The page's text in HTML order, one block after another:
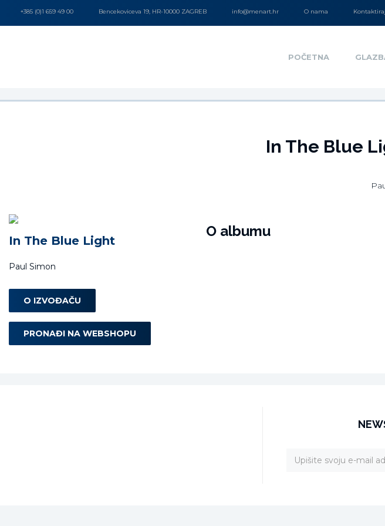
+385 (0)1 659 49 00 Bencekoviceva 19, HR-10000 ZAGREB info@menart.hr O nama
POČETNA
In The Blue
In The Blue Light
Paul Simon
O IZVOĐAČU
PRONAĐI NA WEBSHOPU
O albumu